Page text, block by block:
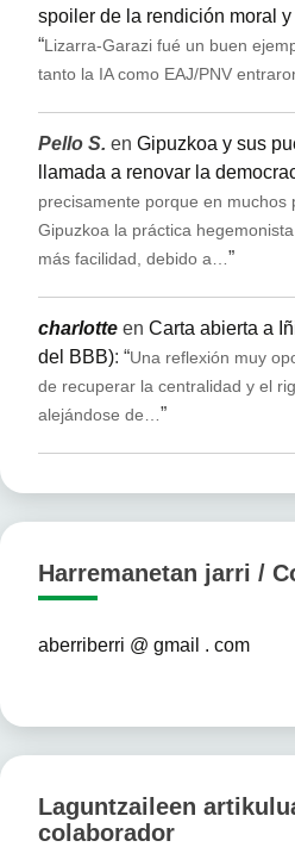
spoiler de la rendición moral
“Lizarra-Garazi fué un buen
tanto la IA como EAJ/PNV
Pello S. en Gipuzkoa y sus
llamada a renovar la
precisamente porque en muchos
Gipuzkoa la práctica
más facilidad, debido a…”
charlotte en Carta abierta a
del BBB): “Una reflexión muy
de recuperar la centralidad y el
alejándose de… ”
Harremanetan jarri /
aberriberri @ gmail . com
Laguntzaileen
colaborador